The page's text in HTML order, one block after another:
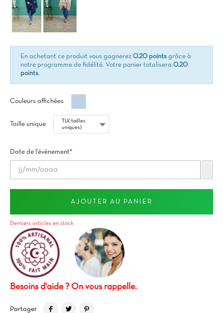
En achetant ce produit vous gagnerez 0.20 points grâce à
notre programme de fidélité. Votre panier totalisera 0.20
points.
Couleurs affichées
Taille unique
Date de l'évènement*
AJOUTER AU PANIER
Derniers articles en stock
Besoins d'aide ? On vous rappelle.
Partager